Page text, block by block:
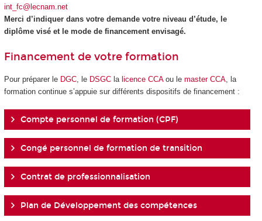
int_fc@lecnam.net
Merci d’indiquer dans votre demande votre niveau d’étude, le
diplôme visé et le mode de financement envisagé.
Financement de votre formation
Pour préparer le DGC, le DSGCla licence CCAou le master CCA, la
formation continue s’appuie sur différents dispositifs de financement :
Compte personnel de formation (CPF)
Congé personnel de formation de transition
Contrat de professionnalisation
Plan de Développement des compétences